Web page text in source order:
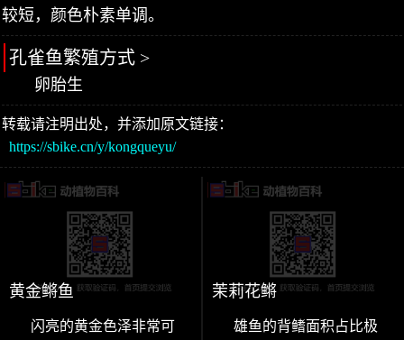
较短，颜色朴素单调。
孔雀鱼繁殖方式 >
卵胎生
转载请注明出处，并添加原文链接：
https://sbike.cn/y/kongqueyu/
黄金鳉鱼
闪亮的黄金色泽非常可
茉莉花鳉
雄鱼的背鳍面积占比极